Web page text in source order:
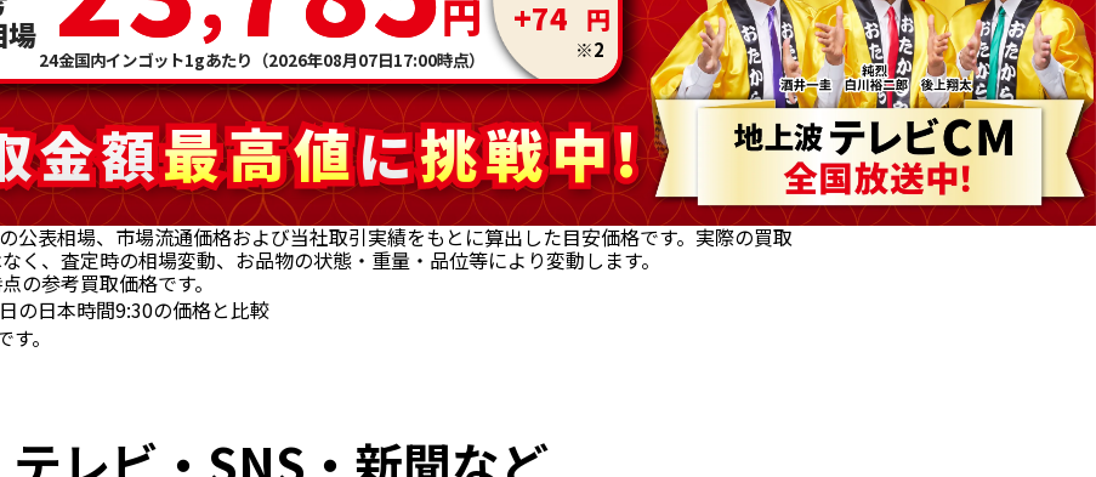
金額最高値に挑戦中!
金額最高値に挑戦中!
場
24金国内インゴット1gあたり（2026年08月07日17:00時点）
円 +74
※2
公表相場、市場流通価格および当社取引実績をもとに算出した目安価格です。実際の買取
く、査定時の相場変動、お品物の状態・重量・品位等により変動します。
の参考買取価格です。
の日本時間9:30の価格と比較
。